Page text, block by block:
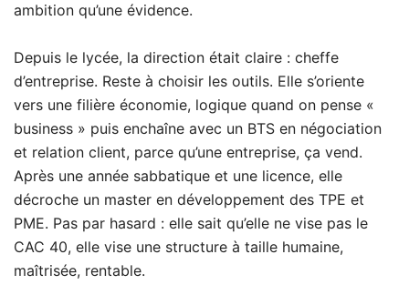
ambition qu’une évidence.
Depuis le lycée, la direction était claire : cheffe
d’entreprise. Reste à choisir les outils. Elle s’oriente
vers une filière économie, logique quand on pense «
business » puis enchaîne avec un BTS en négociation
et relation client, parce qu’une entreprise, ça vend.
Après une année sabbatique et une licence, elle
décroche un master en développement des TPE et
PME. Pas par hasard : elle sait qu’elle ne vise pas le
CAC 40, elle vise une structure à taille humaine,
maîtrisée, rentable.